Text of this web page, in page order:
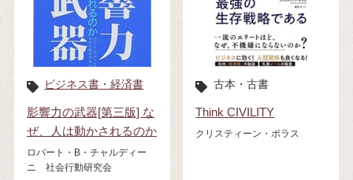
ビジネス書・経済書
影響力の武器[第三版] な
ぜ、人は動かされるのか
ロバート・B・チャルディー
ニ 社会行動研究会
古本・古書
Think CIVILITY
クリスティーン・ポラス